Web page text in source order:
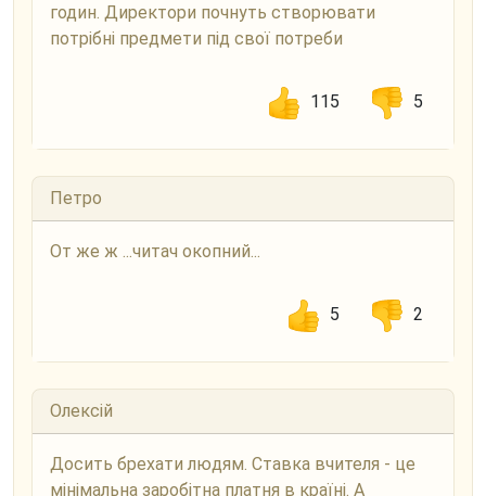
годин. Директори почнуть створювати
потрібні предмети під свої потреби
115 5
Петро
От же ж ...читач окопний...
5 2
Олексій
Досить брехати людям. Ставка вчителя - це
мінімальна заробітна платня в країні. А